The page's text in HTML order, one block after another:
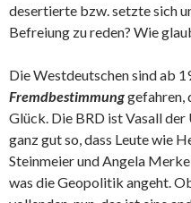
desertierte bzw. setzte sich
Befreiung zu reden? Wie
Die Westdeutschen sind ab
Fremdbestimmunggefahren,
Glück. Die BRD ist Vasall der
ganz gut so, dass Leute wie
Steinmeier und Angela
was die Geopolitik angeht.